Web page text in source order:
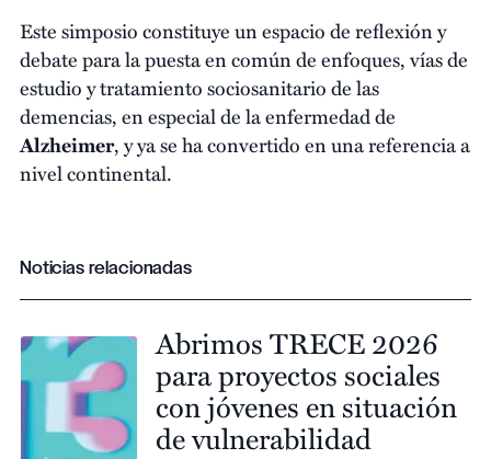
Este simposio constituye un espacio de reflexión y
debate para la puesta en común de enfoques, vías de
estudio y tratamiento sociosanitario de las
demencias, en especial de la enfermedad de
Alzheimer, y ya se ha convertido en una referencia a
nivel continental.
Noticias relacionadas
Abrimos TRECE 2026
para proyectos sociales
con jóvenes en situación
de vulnerabilidad